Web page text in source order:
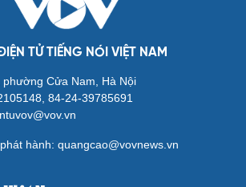
TỬ TIẾNG NÓI VIỆT NAM
Cửa Nam, Hà Nội
84-24-39785691
hành: quangcao@vovnews.vn